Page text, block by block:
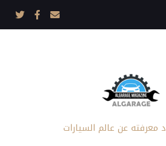
معرفته عن عالم السيارات